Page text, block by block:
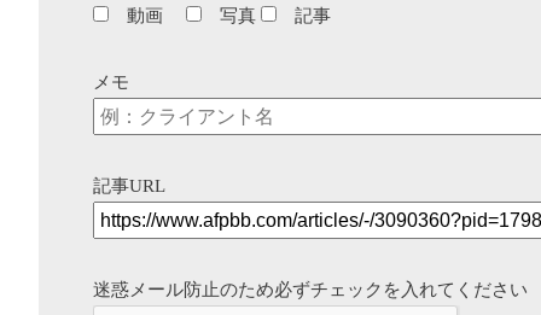
動画
写真 記事
メモ
記事URL
迷惑メール防止のため必ずチェックを入れてください